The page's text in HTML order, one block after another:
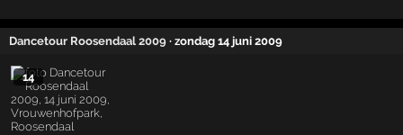
Dancetour Roosendaal 2009 · zondag 14 juni 2009
14